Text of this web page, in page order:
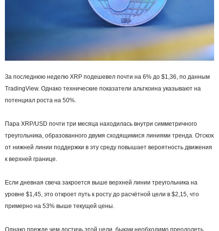
За последнюю неделю XRP подешевел почти на 6% до $1,36, по данным
TradingView. Однако технические показатели альткоина указывают на
потенциал роста на 50%.
Пара XRP/USD почти три месяца находилась внутри симметричного
треугольника, образованного двумя сходящимися линиями тренда. Отскок
от нижней линии поддержки в эту среду повышает вероятность движения
к верхней границе.
Если дневная свеча закроется выше верхней линии треугольника на
уровне $1,45, это откроет путь к росту до расчётной цели в $2,15, что
примерно на 53% выше текущей цены.
Однако прежде чем достичь этой цели, быкам необходимо преодолеть